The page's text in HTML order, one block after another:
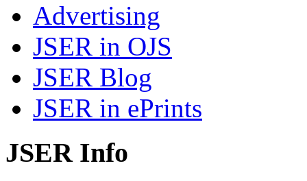
Advertising
JSER in OJS
JSER Blog
JSER in ePrints
JSER Info